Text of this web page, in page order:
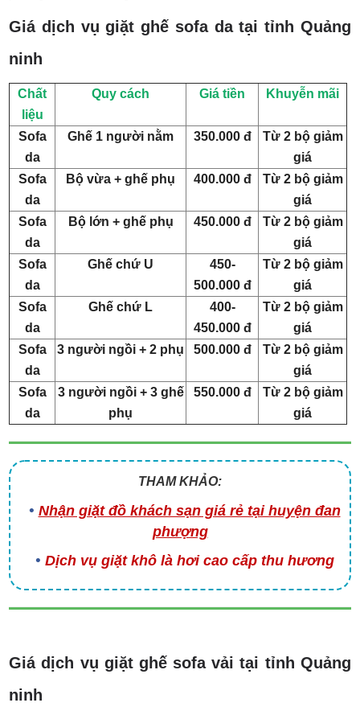
Giá dịch vụ giặt ghế sofa da tại tỉnh Quảng
ninh
Chất
liệu
Quy cách Giá tiền Khuyễn mãi
Sofa
da
Ghế 1 người nằm 350.000 đ
Từ 2 bộ giảm
giá
Sofa
da
Bộ vừa + ghế phụ 400.000 đ
Từ 2 bộ giảm
giá
Sofa
da
Bộ lớn + ghế phụ 450.000 đ
Từ 2 bộ giảm
giá
Sofa
da
Ghế chứ U
450-
500.000 đ
Từ 2 bộ giảm
giá
Sofa
da
Ghế chứ L
400-
450.000 đ
Từ 2 bộ giảm
giá
Sofa
da
3 người ngồi + 2 phụ 500.000 đ
Từ 2 bộ giảm
giá
Sofa
da
3 người ngồi + 3 ghế
phụ
550.000 đ
Từ 2 bộ giảm
giá
THAM KHẢO:
Nhận giặt đồ khách sạn giá rẻ tại huyện đan
phượng
Dịch vụ giặt khô là hơi cao cấp thu hương
Giá dịch vụ giặt ghế sofa vải tại tỉnh Quảng
ninh